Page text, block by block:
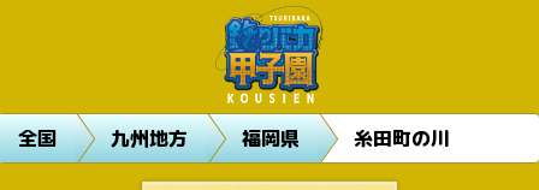
全国 九州地方 福岡県 糸田町の川